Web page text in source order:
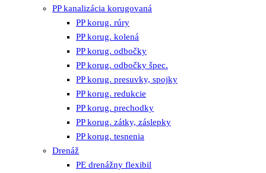
PP kanalizácia korugovaná
PP korug. rúry
PP korug. kolená
PP korug. odbočky
PP korug. odbočky špec.
PP korug. presuvky, spojky
PP korug. redukcie
PP korug. prechodky
PP korug. zátky, záslepky
PP korug. tesnenia
Drenáž
PE drenážny flexibil